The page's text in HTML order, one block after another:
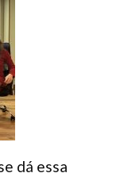
dá essa